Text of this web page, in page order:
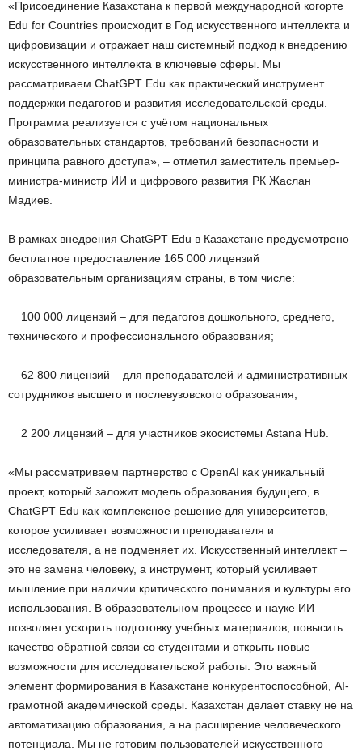
«Присоединение Казахстана к первой международной когорте
Edu for Countries происходит в Год искусственного интеллекта и
цифровизации и отражает наш системный подход к внедрению
искусственного интеллекта в ключевые сферы. Мы
рассматриваем ChatGPT Edu как практический инструмент
поддержки педагогов и развития исследовательской среды.
Программа реализуется с учётом национальных
образовательных стандартов, требований безопасности и
принципа равного доступа», – отметил заместитель премьер-
министра-министр ИИ и цифрового развития РК Жаслан
Мадиев.
В рамках внедрения ChatGPT Edu в Казахстане предусмотрено
бесплатное предоставление 165 000 лицензий
образовательным организациям страны, в том числе:
100 000 лицензий – для педагогов дошкольного, среднего,
технического и профессионального образования;
62 800 лицензий – для преподавателей и административных
сотрудников высшего и послевузовского образования;
2 200 лицензий – для участников экосистемы Astana Hub.
«Мы рассматриваем партнерство с OpenAI как уникальный
проект, который заложит модель образования будущего, в
ChatGPT Edu как комплексное решение для университетов,
которое усиливает возможности преподавателя и
исследователя, а не подменяет их. Искусственный интеллект –
это не замена человеку, а инструмент, который усиливает
мышление при наличии критического понимания и культуры его
использования. В образовательном процессе и науке ИИ
позволяет ускорить подготовку учебных материалов, повысить
качество обратной связи со студентами и открыть новые
возможности для исследовательской работы. Это важный
элемент формирования в Казахстане конкурентоспособной, AI-
грамотной академической среды. Казахстан делает ставку не на
автоматизацию образования, а на расширение человеческого
потенциала. Мы не готовим пользователей искусственного